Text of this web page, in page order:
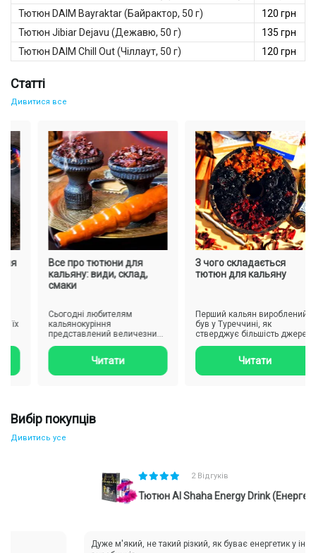
Тютюн DAIM Bayraktar (Байрактор, 50 г)
120 грн
Тютюн Jibiar Dejavu (Дежавю, 50 г)
135 грн
Тютюн DAIM Chill Out (Чіллаут, 50 г)
120 грн
Статті
Дивитися все
Все про тютюни для
кальяну: види, склад,
смаки
Сьогодні любителям
кальянокуріння
представлений величезний
вибір різноманітних сумішей
тютюну, проте..
Читати
З чого складається
тютюн для кальяну
Перший кальян вироблений
був у Туреччині, як
стверджує більшість джерел,
а Індії. І лише в 19-му сто..
Читати
Вибір покупців
Дивитись усе
2 Відгуків
Тютюн Al Shaha Energy Drink (Енергетик, 50
Дуже м'який, не такий різкий, як буває енергетик у інших